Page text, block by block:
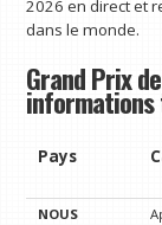
2026 en direct et
dans le monde.
Grand Prix
informations
Pays
NOUS